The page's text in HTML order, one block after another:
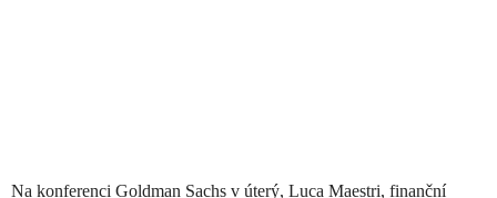
Na konferenci Goldman Sachs v úterý, Luca Maestri, finanční